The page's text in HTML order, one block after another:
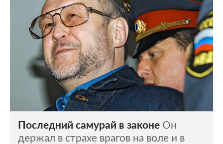
Последний самурай в законе Он
держал в страхе врагов на воле и в